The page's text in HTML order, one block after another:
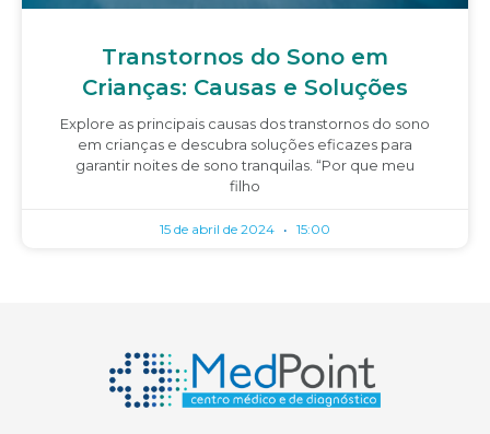
Transtornos do Sono em
Crianças: Causas e Soluções
Explore as principais causas dos transtornos do sono
em crianças e descubra soluções eficazes para
garantir noites de sono tranquilas. “Por que meu
filho
15 de abril de 2024 15:00